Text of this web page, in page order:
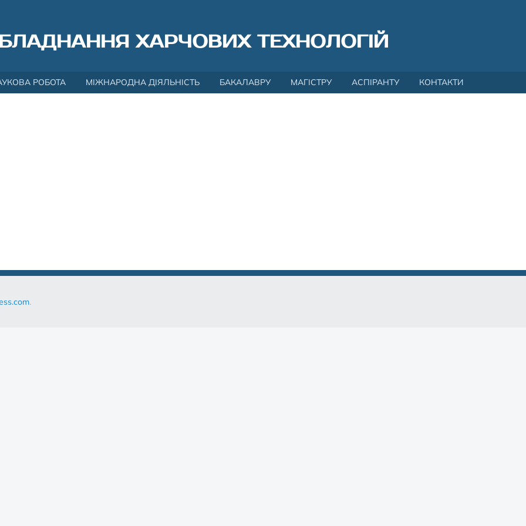
ХАРЧОВИХ ТЕХНОЛОГІЙ
РОБОТА МІЖНАРОДНА ДІЯЛЬНІСТЬ БАКАЛАВРУ МАГІСТРУ АСПІРАНТУ КОНТАКТИ
.